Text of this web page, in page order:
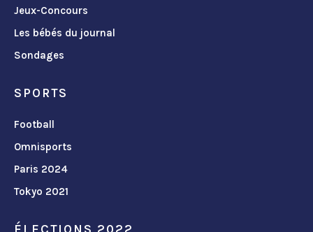
Jeux-Concours
Les bébés du journal
Sondages
SPORTS
Football
Omnisports
Paris 2024
Tokyo 2021